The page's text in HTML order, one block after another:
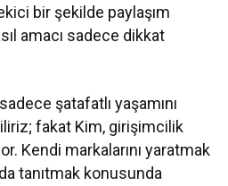
bir şekilde paylaşım
amacı sadece dikkat
şatafatlı yaşamını
fakat Kim, girişimcilik
Kendi markalarını yaratmak
tanıtmak konusunda